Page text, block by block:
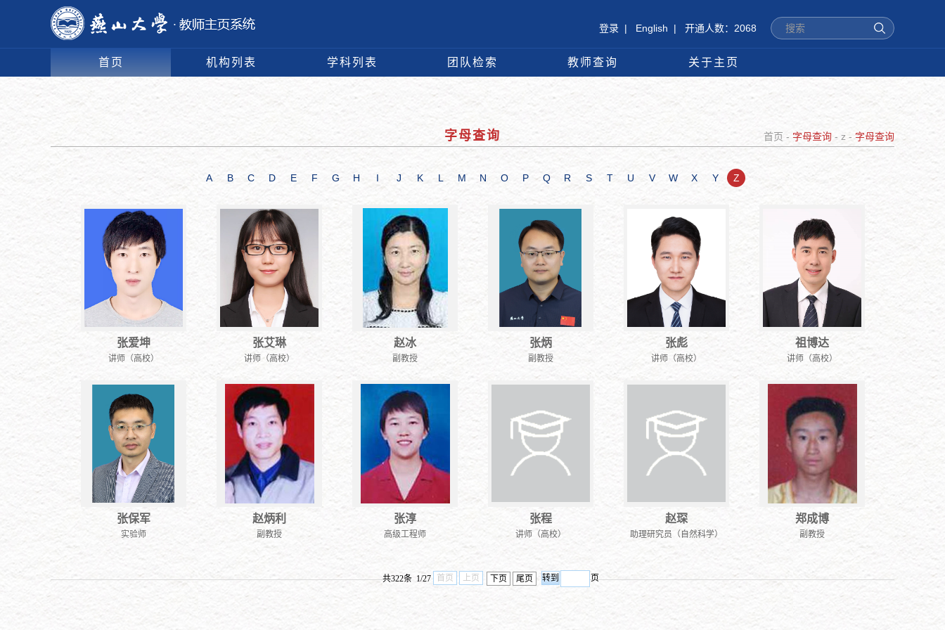
登录 | English | 开通人数：2068
首页 机构列表 学科列表 团队检索 教师查询 关于主页
字母查询 首页 - 字母查询 - z -字母查询
A B C D E F G H I J K L M N O P Q R S T U V W X Y Z
张爱坤
讲师（高校）
张艾琳
讲师（高校）
赵冰
副教授
张炳
副教授
张彪
讲师（高校）
祖博达
讲师（高校）
张保军
实验师
赵炳利
副教授
张淳
高级工程师
张程
讲师（高校）
赵琛
助理研究员（自然科学）
郑成博
副教授
共322条 1/27 首页 上页 下页 尾页 页